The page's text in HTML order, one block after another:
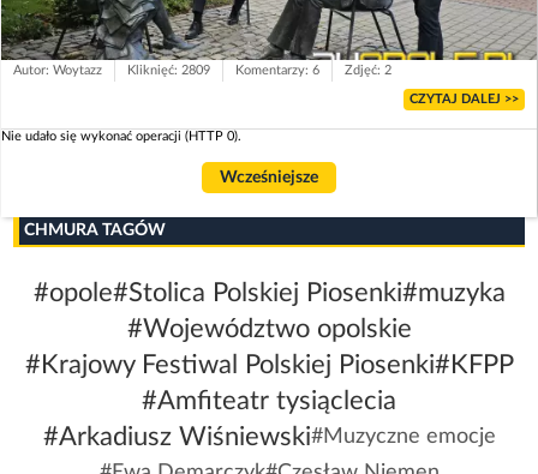
Autor: Woytazz Kliknięć: 2809 Komentarzy: 6 Zdjęć: 2
CZYTAJ DALEJ >>
Nie udało się wykonać operacji (HTTP 0).
Wcześniejsze
CHMURA TAGÓW
#opole#Stolica Polskiej Piosenki#muzyka
#Województwo opolskie
#Krajowy Festiwal Polskiej Piosenki#KFPP
#Amfiteatr tysiąclecia
#Arkadiusz Wiśniewski#Muzyczne emocje